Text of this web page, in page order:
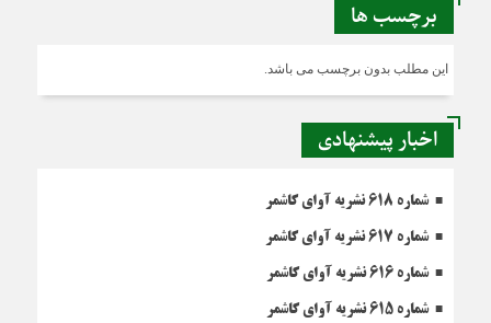
برچسب ها
این مطلب بدون برچسب می باشد.
اخبار پیشنهادی
شماره 618 نشریه آوای کاشمر
شماره 617 نشریه آوای کاشمر
شماره 616 نشریه آوای کاشمر
شماره 615 نشریه آوای کاشمر